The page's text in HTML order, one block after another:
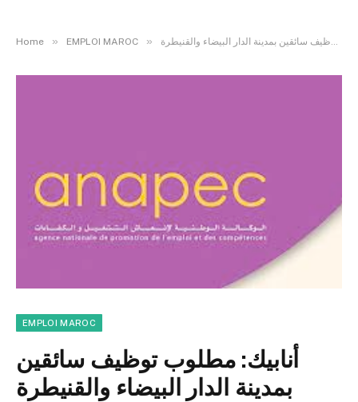
Home » EMPLOI MAROC » أنابيك: مطلوب توظيف سائقين بمدينة الدار البيضاء والقنيطرة
EMPLOI MAROC
أنابيك: مطلوب توظيف سائقين
بمدينة الدار البيضاء والقنيطرة